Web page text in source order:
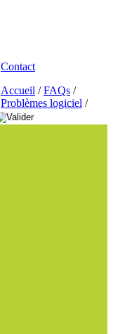
Contact
Accueil /FAQs /
Problèmes logiciel /